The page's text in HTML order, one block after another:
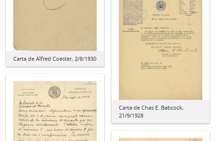
Carta de Alfred Coester, 2/8/1930
Carta de Chas E. Babcock,
21/9/1928